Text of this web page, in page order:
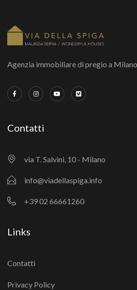
Agenzia immobiliare di pregio a Milano
Contatti
via T. Salvini, 10 - Milano
info@viadellaspiga.info
+39 02 66661260
Links
Contatti
Privacy Policy